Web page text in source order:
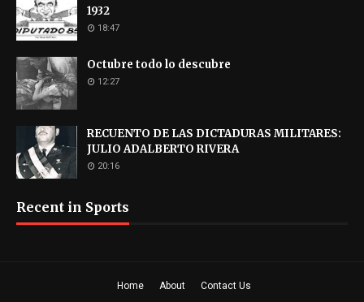
1932
18:47
Octubre todo lo descubre
12:27
RECUENTO DE LAS DICTADURAS MILITARES:
JULIO ADALBERTO RIVERA
20:16
Recent in Sports
Home About Contact Us